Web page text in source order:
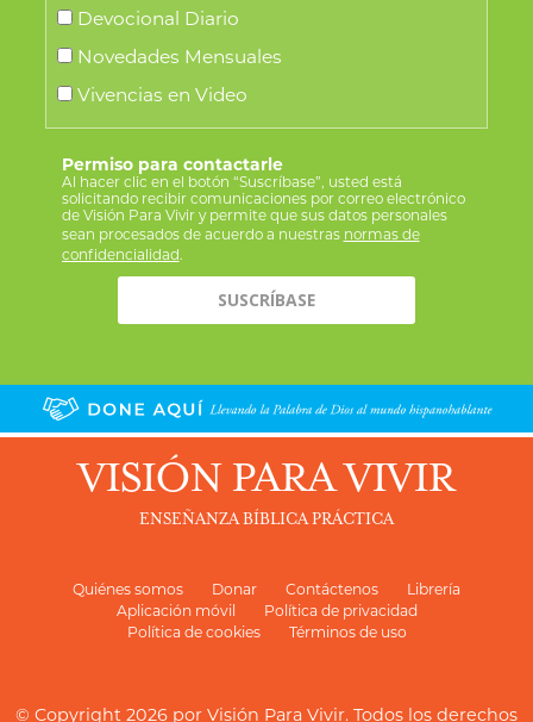
Devocional Diario
Novedades Mensuales
Vivencias en Video
Permiso para contactarle
Al hacer clic en el botón “Suscríbase”, usted está
solicitando recibir comunicaciones por correo electrónico
de Visión Para Vivir y permite que sus datos personales
sean procesados de acuerdo a nuestras normas de
confidencialidad.
VISIÓN PARA VIVIR
ENSEÑANZA BÍBLICA PRÁCTICA
Quiénes somos Donar Contáctenos
Librería
Aplicación móvil
Política de privacidad
Política de cookies
Términos de uso
© Copyright 2026 por Visión Para Vivir. Todos los derechos